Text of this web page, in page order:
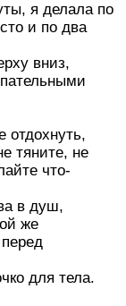
я делала по
и по два
вниз,
отдохнуть,
тяните, не
что-
в душ,
же
для тела.